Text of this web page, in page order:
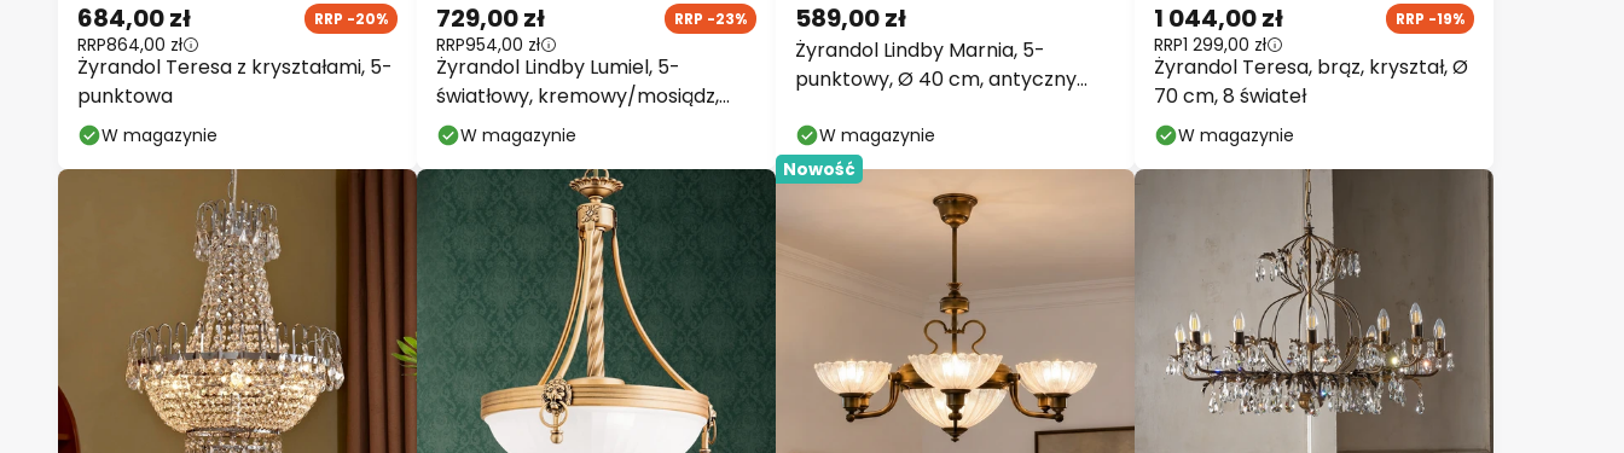
Żyrandol Teresa z kryształami, 5-
punktowa
684,00 zł RRP -20%
RRP864,00 zł
W magazynie
Żyrandol Lindby Lumiel, 5-
światłowy, kremowy/mosiądz,
tekstylny
729,00 zł RRP -23%
RRP954,00 zł
W magazynie
Żyrandol Lindby Marnia, 5-
punktowy, Ø 40 cm, antyczny
589,00 zł
W magazynie
Żyrandol Teresa, brąz, kryształ, Ø
70 cm, 8 świateł
1 044,00 zł RRP -19%
RRP1 299,00 zł
W magazynie
Nowość